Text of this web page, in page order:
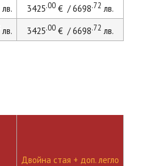
лв. 3425.00€ / 6698.72 лв.
лв. 3425.00€ / 6698.72 лв.
Двойна стая + доп. легло